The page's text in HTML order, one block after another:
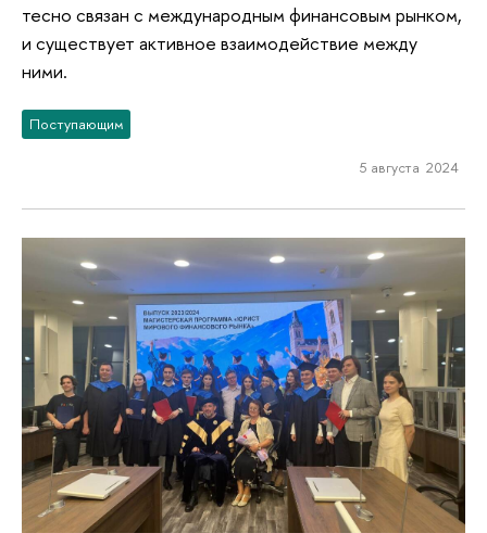
тесно связан с международным финансовым рынком,
и существует активное взаимодействие между
ними.
Поступающим
5 августа 2024